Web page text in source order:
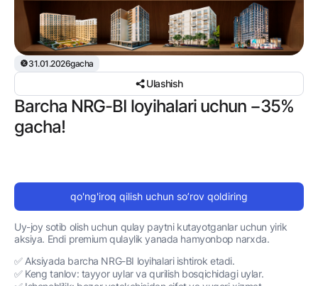
31.01.2026gacha
Ulashish
Barcha NRG-BI loyihalari uchun −35%
gacha!
qo'ng'iroq qilish uchun so’rov qoldiring
Uy-joy sotib olish uchun qulay paytni kutayotganlar uchun yirik
aksiya. Endi premium qulaylik yanada hamyonbop narxda.
✅ Aksiyada barcha NRG-BI loyihalari ishtirok etadi.
✅ Keng tanlov: tayyor uylar va qurilish bosqichidagi uylar.